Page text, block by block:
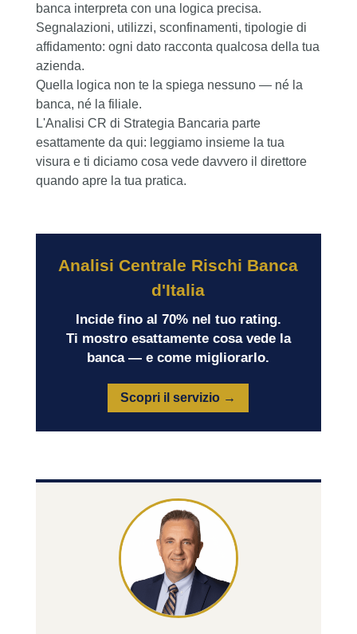
banca interpreta con una logica precisa.
Segnalazioni, utilizzi, sconfinamenti, tipologie di
affidamento: ogni dato racconta qualcosa della tua
azienda.
Quella logica non te la spiega nessuno — né la
banca, né la filiale.
L'Analisi CR di Strategia Bancaria parte
esattamente da qui: leggiamo insieme la tua
visura e ti diciamo cosa vede davvero il direttore
quando apre la tua pratica.
Analisi Centrale Rischi Banca
d'Italia
Incide fino al 70% nel tuo rating.
Ti mostro esattamente cosa vede la
banca — e come migliorarlo.
Scopri il servizio →